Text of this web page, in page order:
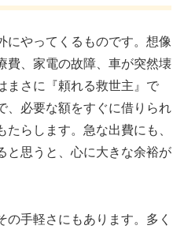
にやってくるものです。想像
費、家電の故障、車が突然壊
さに『頼れる救世主』で
、必要な額をすぐに借りられ
らします。急な出費にも、
と思うと、心に大きな余裕が
の手軽さにもあります。多く